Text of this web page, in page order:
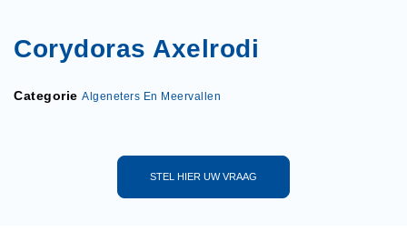
Corydoras Axelrodi
Categorie Algeneters En Meervallen
STEL HIER UW VRAAG